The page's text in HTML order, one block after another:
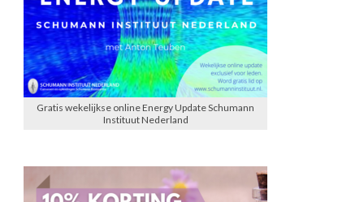
Gratis wekelijkse online Energy Update Schumann
Instituut Nederland